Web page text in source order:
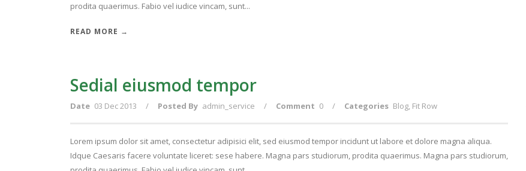
prodita quaerimus. Fabio vel iudice vincam, sunt...
READ MORE →
Sedial eiusmod tempor
Date 03 Dec 2013 / Posted By admin_service / Comment 0 / Categories Blog, Fit Row
Lorem ipsum dolor sit amet, consectetur adipisici elit, sed eiusmod tempor incidunt ut labore et dolore magna aliqua.
Idque Caesaris facere voluntate liceret: sese habere. Magna pars studiorum, prodita quaerimus. Magna pars studiorum,